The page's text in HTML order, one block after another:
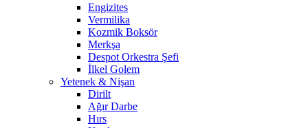
Engizites
Vermilika
Kozmik Boksör
Merkşa
Despot Orkestra Şefi
İlkel Golem
Yetenek & Nişan
Dirilt
Ağır Darbe
Hırs